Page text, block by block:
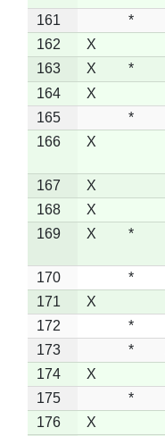
161 *
162
X
163
X *
164
X
165
*
166
X
167 X
168
X
169
X *
170 *
171
X
172
*
173
*
174
X
175
*
176
X